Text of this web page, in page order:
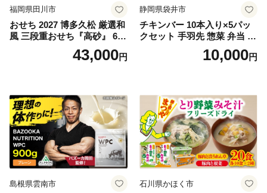
福岡県田川市
おせち 2027 博多久松 厳選和
風 三段重おせち『高砂』 6.5
寸 3段重 2～3人前 おせち料
理 重箱 お正月 冷凍おせち 縁
ち 本格おせち おせち予約 年
末 年始 お取り寄せ 新春 贅沢
おせち こだわりおせち 惣菜
老舗おせち ふるさと納税お
せち 御節 お節料理 正月 調理
不要 おせち料理2027
43,000円
静岡県袋井市
チキンバー 10本入り×5パッ
クセット 手羽先 惣菜 弁当 お
かず お酒 おつまみ ギフト キ
ャンプ アウトドア キャンプ
10,000円
島根県雲南市 石川県かほく市